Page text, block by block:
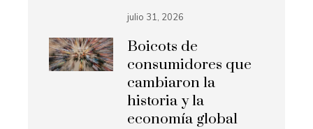
julio 31, 2026
Boicots de
consumidores que
cambiaron la
historia y la
economía global